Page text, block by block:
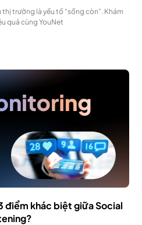
trường là yếu tố “sống còn”. Khám
quả cùng YouNet
điểm khác biệt giữa Social